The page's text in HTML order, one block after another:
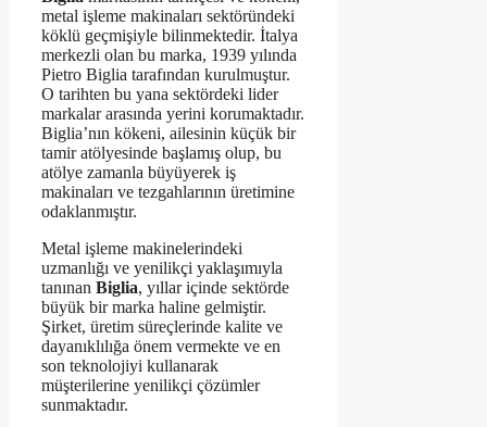
metal işleme makinaları sektöründeki
köklü geçmişiyle bilinmektedir. İtalya
merkezli olan bu marka, 1939 yılında
Pietro Biglia tarafından kurulmuştur.
O tarihten bu yana sektördeki lider
markalar arasında yerini korumaktadır.
Biglia’nın kökeni, ailesinin küçük bir
tamir atölyesinde başlamış olup, bu
atölye zamanla büyüyerek iş
makinaları ve tezgahlarının üretimine
odaklanmıştır.
Metal işleme makinelerindeki
uzmanlığı ve yenilikçi yaklaşımıyla
tanınan Biglia, yıllar içinde sektörde
büyük bir marka haline gelmiştir.
Şirket, üretim süreçlerinde kalite ve
dayanıklılığa önem vermekte ve en
son teknolojiyi kullanarak
müşterilerine yenilikçi çözümler
sunmaktadır.